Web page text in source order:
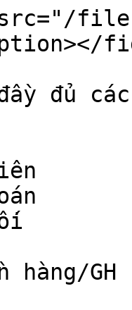
files/
đủ
GH